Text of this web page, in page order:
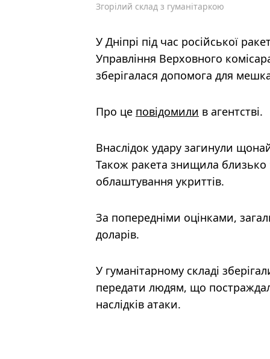
Згорілий склад з гуманітаркою
У Дніпрі під час російської
Управління Верховного
зберігалася допомога для
Про це повідомили в агентстві.
Внаслідок удару загинули
Також ракета знищила близько
облаштування укриттів.
За попередніми оцінками,
доларів.
У гуманітарному складі
передати людям, що
наслідків атаки.